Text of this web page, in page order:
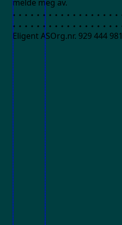
melde meg av.
Eligent ASOrg.nr. 929 444 981